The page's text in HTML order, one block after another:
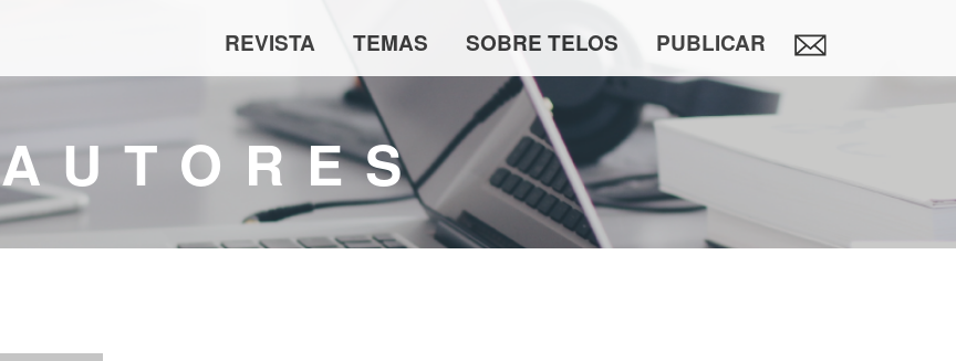
REVISTA TEMAS SOBRE TELOS PUBLICAR
AUTORES